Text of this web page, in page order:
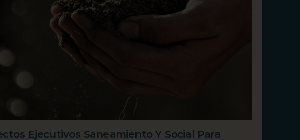
Ejecutivos Saneamiento Y Social Para